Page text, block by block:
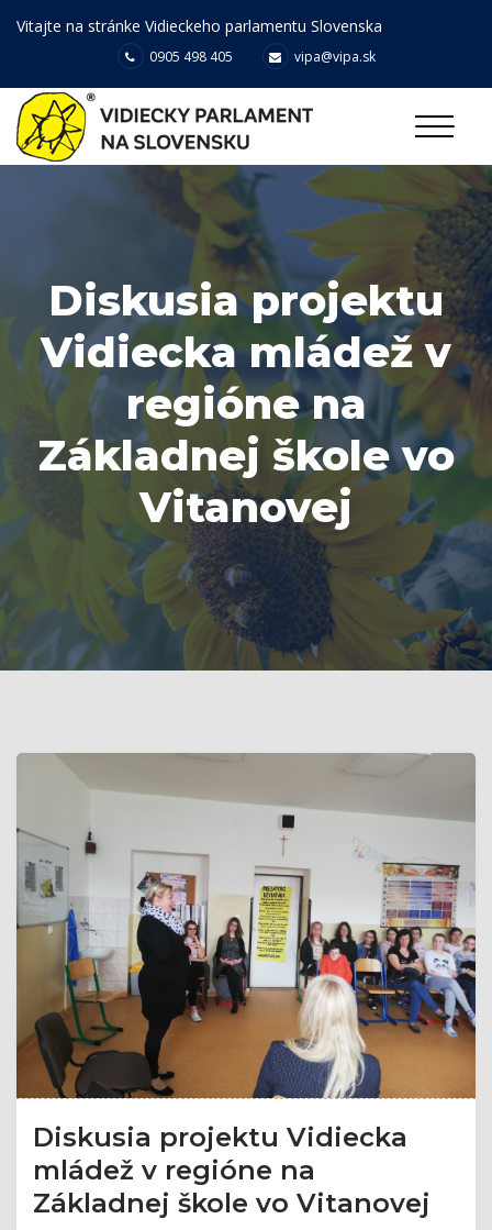
Vitajte na stránke Vidieckeho parlamentu Slovenska
0905 498 405 vipa@vipa.sk
Diskusia projektu
Vidiecka mládež v
regióne na
Základnej škole vo
Vitanovej
Diskusia projektu Vidiecka
mládež v regióne na
Základnej škole vo Vitanovej